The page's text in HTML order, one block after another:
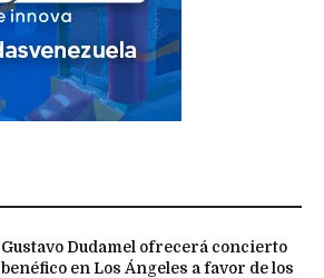
Gustavo Dudamel ofrecerá concierto
benéfico en Los Ángeles a favor de los